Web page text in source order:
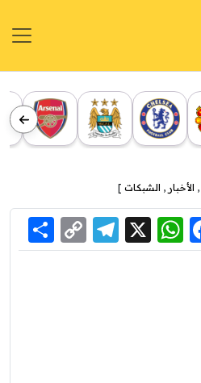
, الأخبار , الشبكات ]
Facebook
WhatsApp
X
Link